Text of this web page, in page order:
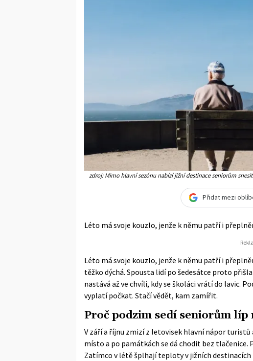
zdroj: Mimo hlavní sezónu nabízí jižní destinace seniorům
Přidat mezi
Léto má svoje kouzlo, jenže k němu patří i
Léto má svoje kouzlo, jenže k němu patří i
těžko dýchá. Spousta lidí po šedesátce proto
nastává až ve chvíli, kdy se školáci vrátí do lavic.
vyplatí počkat. Stačí vědět, kam zamířit.
Proč podzim sedí seniorům
V září a říjnu zmizí z letovisek hlavní nápor turistů
místo a po památkách se dá chodit bez
Zatímco v létě šplhají teploty v jižních